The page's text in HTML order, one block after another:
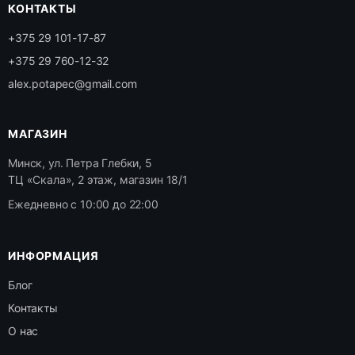
КОНТАКТЫ
+375 29 101-17-87
+375 29 760-12-32
alex.potapec@gmail.com
МАГАЗИН
Минск, ул. Петра Глебки, 5
ТЦ «Скала», 2 этаж, магазин 18/1
Ежедневно с 10:00 до 22:00
ИНФОРМАЦИЯ
Блог
Контакты
О нас